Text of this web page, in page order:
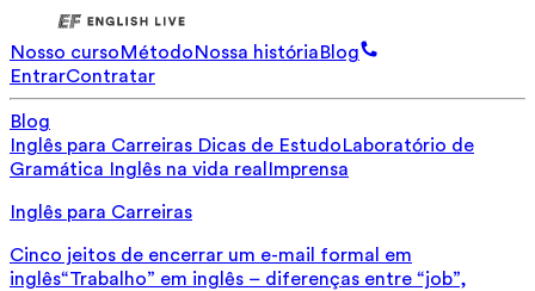
Nosso cursoMétodoNossa históriaBlog
EntrarContratar
Blog
Inglês para Carreiras Dicas de EstudoLaboratório de
Gramática Inglês na vida real Imprensa
Inglês para Carreiras
Cinco jeitos de encerrar um e-mail formal em
inglês“Trabalho” em inglês – diferenças entre “job”,